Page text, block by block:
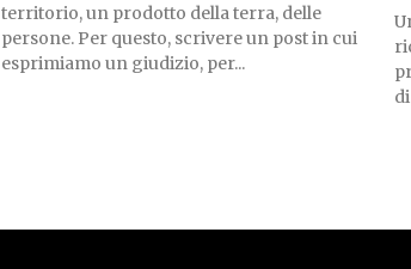
territorio, un prodotto della terra, delle
persone. Per questo, scrivere un post in cui
esprimiamo un giudizio, per...